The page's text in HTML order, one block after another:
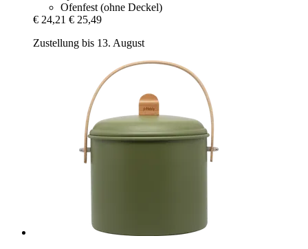
Ofenfest (ohne Deckel)
€ 24,21 € 25,49
Zustellung bis 13. August